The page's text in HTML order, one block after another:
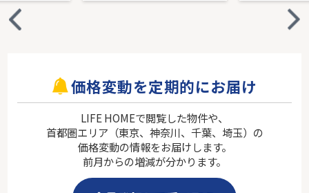
価格変動を定期的にお届け
LIFE HOMEで閲覧した物件や、
首都圏エリア（東京、神奈川、千葉、埼玉）の
価格変動の情報をお届けします。
前月からの増減が分かります。